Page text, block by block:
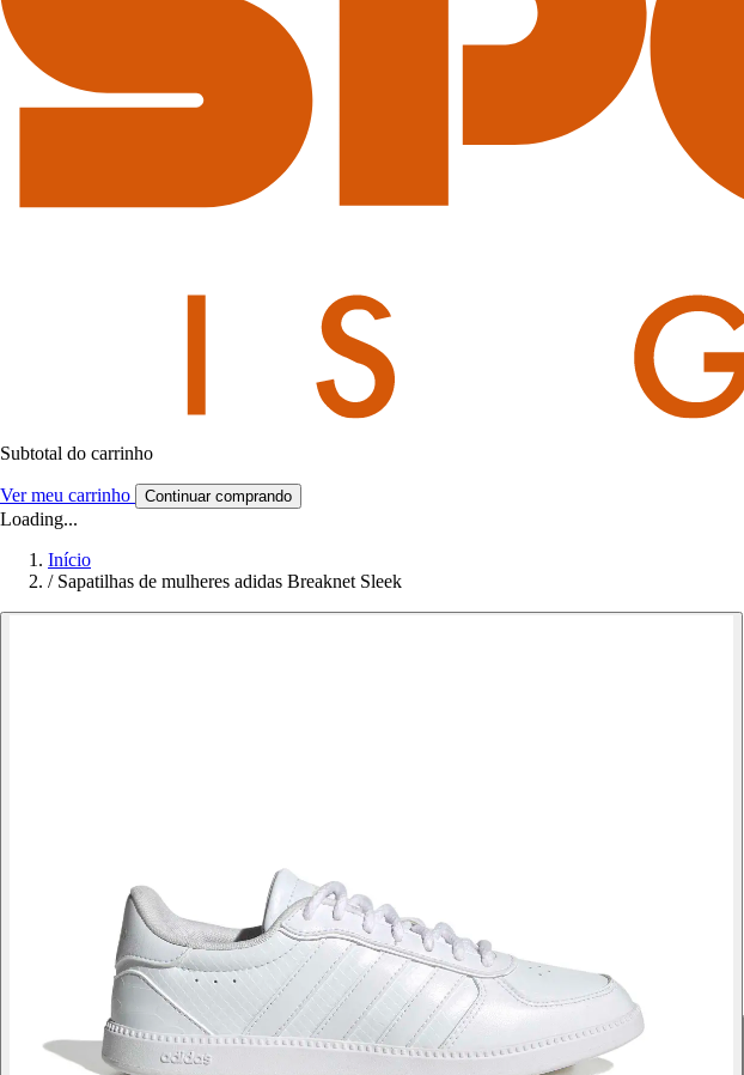
Subtotal do carrinho
Ver meu carrinho Continuar comprando
Loading...
Início
/ Sapatilhas de mulheres adidas Breaknet Sleek